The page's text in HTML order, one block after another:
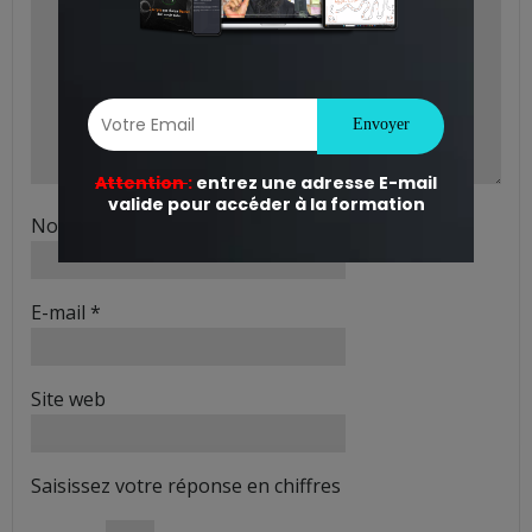
Nom
E-mail *
Site web
Saisissez votre réponse en chiffres